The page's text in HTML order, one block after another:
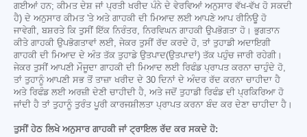
ਗਈਆਂ ਹਨ; ਕੀਮਤ ਦੇਸ਼ ਜਾਂ ਪ੍ਰਤੀ ਖਰੀਦ ਪੰਨੇ ਦੇ ਵੇਰਵਿਆਂ ਅਨੁਸਾਰ ਵੱਖ-ਵੱਖ ਹੋ ਸਕਦੀ
ਹੈ) ਦੇ ਅਨੁਸਾਰ ਕੀਮਤ 'ਤੇ ਅਤੇ ਗਾਹਕੀ ਦੀ ਮਿਆਦ ਲਈ ਆਪਣੇ ਆਪ ਰੀਨਿਊ ਹੋ
ਜਾਵੇਗੀ, ਬਸ਼ਰਤੇ ਕਿ ਤੁਸੀਂ ਇੱਕ ਨਿਰੰਤਰ, ਨਿਰਵਿਘਨ ਗਾਹਕੀ ਉਪਭੋਗਤਾ ਹੋ। ਭੁਗਤਾਨ
ਕੀਤੇ ਗਾਹਕੀ ਉਪਭੋਗਤਾਵਾਂ ਲਈ, ਜੇਕਰ ਤੁਸੀਂ ਰੱਦ ਕਰਦੇ ਹੋ, ਤਾਂ ਤੁਹਾਡੀ ਅਦਾਇਗੀ
ਗਾਹਕੀ ਦੀ ਮਿਆਦ ਦੇ ਅੰਤ ਤੱਕ ਤੁਹਾਡੇ ਉਤਪਾਦ(ਉਤਪਾਦਾਂ) ਤੱਕ ਪਹੁੰਚ ਜਾਰੀ ਰਹੇਗੀ।
ਜੇਕਰ ਤੁਸੀਂ ਆਪਣੀ ਮੌਜੂਦਾ ਗਾਹਕੀ ਦੀ ਮਿਆਦ ਲਈ ਰਿਫੰਡ ਪ੍ਰਾਪਤ ਕਰਨਾ ਚਾਹੁੰਦੇ ਹੋ,
ਤਾਂ ਤੁਹਾਨੂੰ ਆਪਣੀ ਸਭ ਤੋਂ ਤਾਜ਼ਾ ਖਰੀਦ ਦੇ 30 ਦਿਨਾਂ ਦੇ ਅੰਦਰ ਰੱਦ ਕਰਨਾ ਚਾਹੀਦਾ ਹੈ
ਅਤੇ ਰਿਫੰਡ ਲਈ ਅਰਜ਼ੀ ਦੇਣੀ ਚਾਹੀਦੀ ਹੈ, ਅਤੇ ਜਦੋਂ ਤੁਹਾਡੀ ਰਿਫੰਡ ਦੀ ਪ੍ਰਕਿਰਿਆ ਹੋ
ਜਾਂਦੀ ਹੈ ਤਾਂ ਤੁਹਾਨੂੰ ਤੁਰੰਤ ਪੂਰੀ ਕਾਰਜਸ਼ੀਲਤਾ ਪ੍ਰਾਪਤ ਕਰਨਾ ਬੰਦ ਕਰ ਦੇਣਾ ਚਾਹੀਦਾ ਹੈ।
ਤੁਸੀਂ ਹੇਠ ਲਿਖੇ ਅਨੁਸਾਰ ਗਾਹਕੀ ਜਾਂ ਟ੍ਰਾਇਲ ਰੱਦ ਕਰ ਸਕਦੇ ਹੋ: